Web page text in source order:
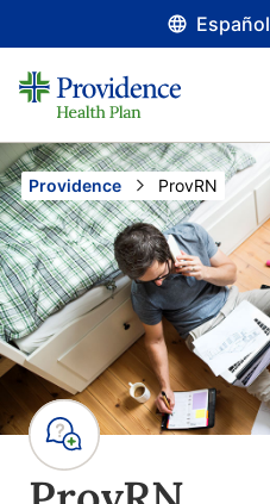
Español
Providence Current:
ProvRN